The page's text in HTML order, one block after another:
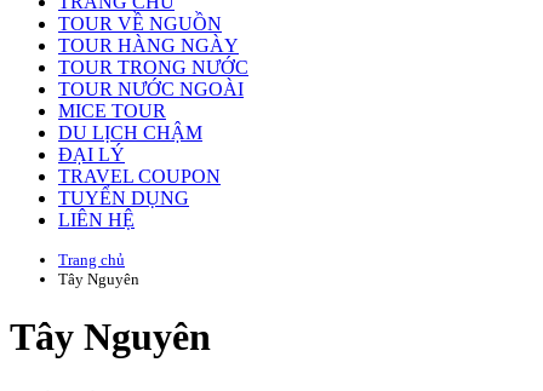
TOUR VỀ NGUỒN
TOUR HÀNG NGÀY
TOUR TRONG NƯỚC
TOUR NƯỚC NGOÀI
MICE TOUR
DU LỊCH CHẬM
ĐẠI LÝ
TRAVEL COUPON
TUYỂN DỤNG
LIÊN HỆ
Trang chủ
Tây Nguyên
Tây Nguyên